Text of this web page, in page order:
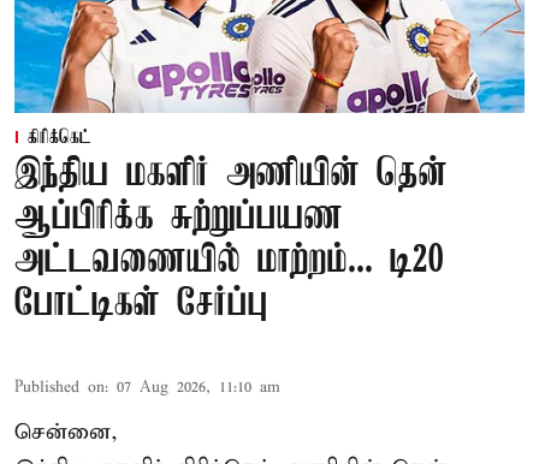
கிரிக்கெட்
இந்திய மகளிர் அணியின் தென்
ஆப்பிரிக்க சுற்றுப்பயண
அட்டவணையில் மாற்றம்... டி20
போட்டிகள் சேர்ப்பு
Published on: 07 Aug 2026, 11:10 am
சென்னை,